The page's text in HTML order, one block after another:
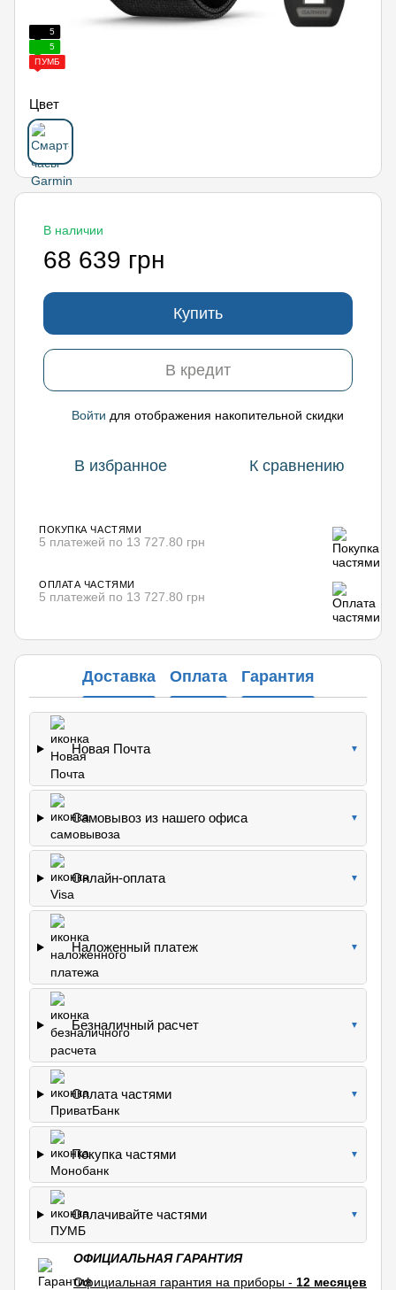
5
5
ПУМБ
Цвет
В наличии
68 639 грн
Купить
В кредит
Войти для отображения накопительной скидки
В избранное К сравнению
ПОКУПКА ЧАСТЯМИ
5 платежей по 13 727.80 грн
ОПЛАТА ЧАСТЯМИ
5 платежей по 13 727.80 грн
Доставка Оплата Гарантия
Новая Почта ▼
Самовывоз из нашего офиса ▼
Онлайн-оплата ▼
Наложенный платеж ▼
Безналичный расчет ▼
Оплата частями ▼
Покупка частями ▼
Оплачивайте частями ▼
ОФИЦИАЛЬНАЯ ГАРАНТИЯ
Официальная гарантия на приборы - 12 месяцев